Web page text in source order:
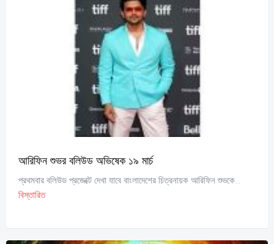
আরিফিন শুভর বলিউড অভিষেক ১৯ মার্চ
প্রথমবার বলিউড প্রজেক্টে দেখা যাবে বাংলাদেশের চিত্রনায়ক আরিফিন শুভকে...
বিস্তারিত